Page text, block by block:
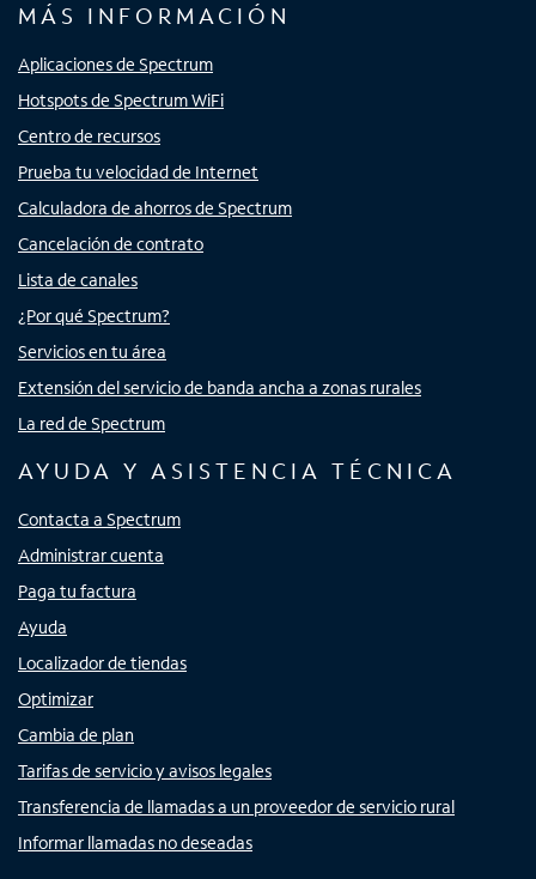
MÁS INFORMACIÓN
Aplicaciones de Spectrum
Hotspots de Spectrum WiFi
Centro de recursos
Prueba tu velocidad de Internet
Calculadora de ahorros de Spectrum
Cancelación de contrato
Lista de canales
¿Por qué Spectrum?
Servicios en tu área
Extensión del servicio de banda ancha a zonas rurales
La red de Spectrum
AYUDA Y ASISTENCIA TÉCNICA
Contacta a Spectrum
Administrar cuenta
Paga tu factura
Ayuda
Localizador de tiendas
Optimizar
Cambia de plan
Tarifas de servicio y avisos legales
Transferencia de llamadas a un proveedor de servicio rural
Informar llamadas no deseadas